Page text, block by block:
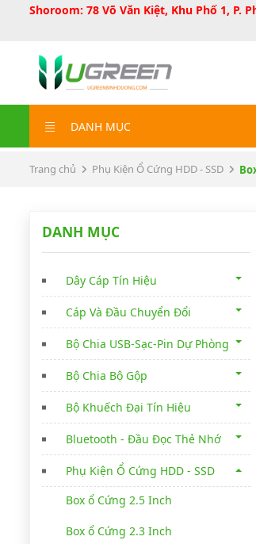
Shoroom: 78 Võ Văn Kiệt, Khu Phố 1, P.
DANH MỤC
Trang chủ Phụ Kiện Ổ Cứng HDD - SSD
DANH MỤC
Dây Cáp Tín Hiệu
Cáp Và Đầu Chuyển Đổi
Bộ Chia USB-Sạc-Pin Dự Phòng
Bộ Chia Bộ Gộp
Bộ Khuếch Đại Tín Hiệu
Bluetooth - Đầu Đọc Thẻ Nhớ
Phụ Kiện Ổ Cứng HDD - SSD
Box ổ Cứng 2.5 Inch
Box ổ Cứng 2.3 Inch